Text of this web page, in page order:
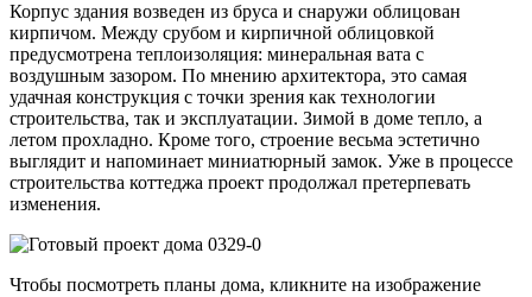
Корпус здания возведен из бруса и снаружи облицован
кирпичом. Между срубом и кирпичной облицовкой
предусмотрена теплоизоляция: минеральная вата с
воздушным зазором. По мнению архитектора, это самая
удачная конструкция с точки зрения как технологии
строительства, так и эксплуатации. Зимой в доме тепло, а
летом прохладно. Кроме того, строение весьма эстетично
выглядит и напоминает миниатюрный замок. Уже в процессе
строительства коттеджа проект продолжал претерпевать
изменения.
Чтобы посмотреть планы дома, кликните на изображение